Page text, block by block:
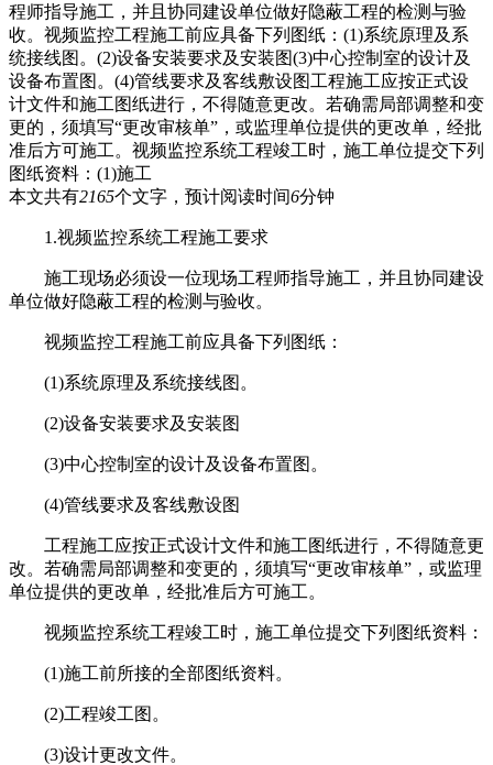
程师指导施工，并且协同建设单位做好隐蔽工程的检测与验
收。视频监控工程施工前应具备下列图纸：(1)系统原理及系
统接线图。(2)设备安装要求及安装图(3)中心控制室的设计及
设备布置图。(4)管线要求及客线敷设图工程施工应按正式设
计文件和施工图纸进行，不得随意更改。若确需局部调整和变
更的，须填写“更改审核单”，或监理单位提供的更改单，经批
准后方可施工。视频监控系统工程竣工时，施工单位提交下列
图纸资料：(1)施工
本文共有2165个文字，预计阅读时间6分钟
1.视频监控系统工程施工要求
施工现场必须设一位现场工程师指导施工，并且协同建设
单位做好隐蔽工程的检测与验收。
视频监控工程施工前应具备下列图纸：
(1)系统原理及系统接线图。
(2)设备安装要求及安装图
(3)中心控制室的设计及设备布置图。
(4)管线要求及客线敷设图
工程施工应按正式设计文件和施工图纸进行，不得随意更
改。若确需局部调整和变更的，须填写“更改审核单”，或监理
单位提供的更改单，经批准后方可施工。
视频监控系统工程竣工时，施工单位提交下列图纸资料：
(1)施工前所接的全部图纸资料。
(2)工程竣工图。
(3)设计更改文件。